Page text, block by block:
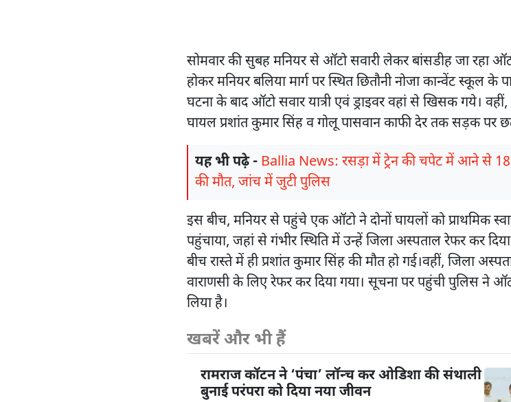
सोमवार की सुबह मनियर से ऑटो सवारी लेकर बांसडीह जा रहा
होकर मनियर बलिया मार्ग पर स्थित छितौनी नोजा कान्वेंट स्कूल के
घटना के बाद ऑटो सवार यात्री एवं ड्राइवर वहां से खिसक गये।
घायल प्रशांत कुमार सिंह व गोलू पासवान काफी देर तक सड़क पर
यह भी पढ़े - Ballia News: रसड़ा में ट्रेन की चपेट में आने से 18
की मौत, जांच में जुटी पुलिस
इस बीच, मनियर से पहुंचे एक ऑटो ने दोनों घायलों को प्राथमिक
पहुंचाया, जहां से गंभीर स्थिति में उन्हें जिला अस्पताल रेफर कर
बीच रास्ते में ही प्रशांत कुमार सिंह की मौत हो गई।वहीं, जिला
वाराणसी के लिए रेफर कर दिया गया। सूचना पर पहुंची पुलिस ने
लिया है।
खबरें और भी हैं
रामराज कॉटन ने ‘पंचा’ लॉन्च कर ओडिशा की संथाली
बुनाई परंपरा को दिया नया जीवन